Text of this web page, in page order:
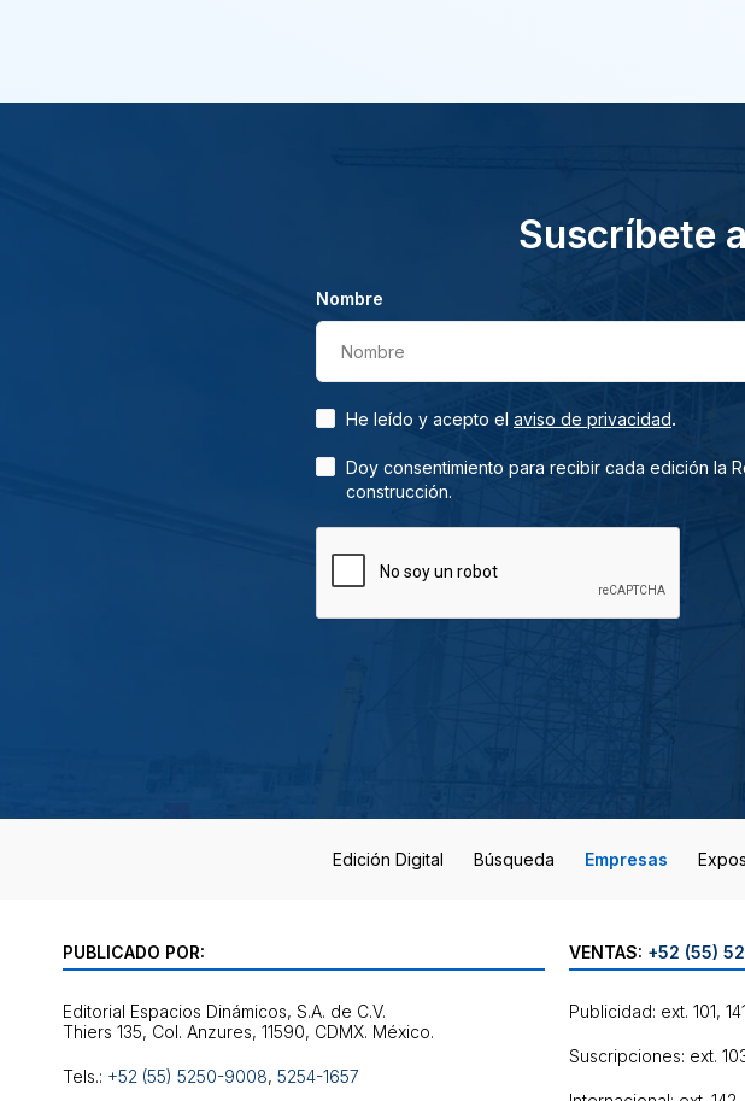
Suscríbete
Nombre
Nombre
He leído y acepto el aviso de privacidad.
Doy consentimiento para recibir cada edición la
construcción.
Edición Digital Búsqueda Empresas
PUBLICADO POR:
Editorial Espacios Dinámicos, S.A. de C.V.
Tels.: +52 (55) 5250-9008, 5254-1657
VENTAS: +52 (55)
Publicidad: ext. 101, 141
Suscripciones: ext.